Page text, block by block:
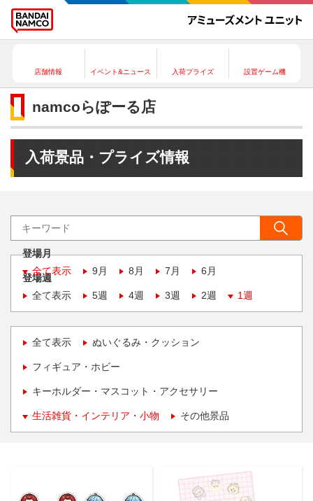
店舗情報 イベント&ニュース 入荷プライズ 設置ゲーム機
namcoらぽーる店
入荷景品・プライズ情報
登場月
全て表示
9月 8月 7月 6月
登場週
全て表示
5週 4週 3週 2週 1週
全て表示 ぬいぐるみ・クッション
フィギュア・ホビー
キーホルダー・マスコット・アクセサリー
生活雑貨・インテリア・小物 その他景品